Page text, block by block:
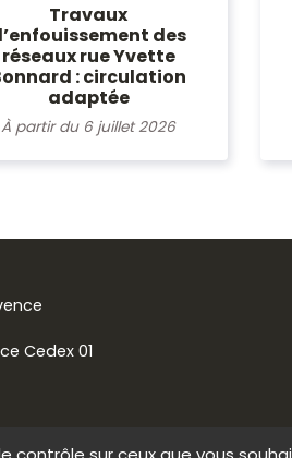
Travaux
des
réseaux rue Yvette
: circulation
adaptée
À partir du 6 juillet 2026
Cedex 01